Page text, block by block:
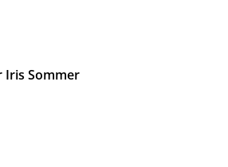
Iris Sommer